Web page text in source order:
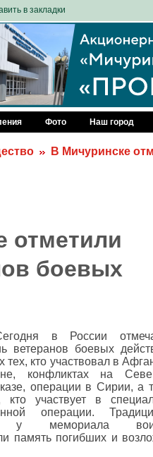
в закладки
Фото Наш город
В Мичуринске
отметили
боевых
в России
ветеранов боевых
тех, кто участвовал в
конфликтах на
операции в Сирии, а
кто участвует в
операции.
у мемориала
память погибших и